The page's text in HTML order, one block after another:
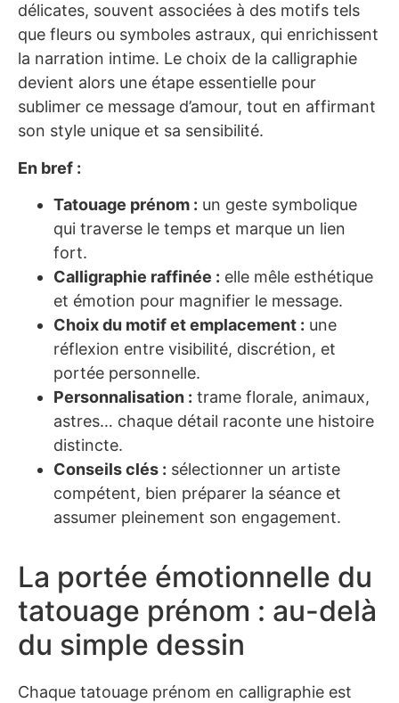
délicates, souvent associées à des motifs tels
que fleurs ou symboles astraux, qui enrichissent
la narration intime. Le choix de la calligraphie
devient alors une étape essentielle pour
sublimer ce message d’amour, tout en affirmant
son style unique et sa sensibilité.
En bref :
Tatouage prénom : un geste symbolique
qui traverse le temps et marque un lien
fort.
Calligraphie raffinée : elle mêle esthétique
et émotion pour magnifier le message.
Choix du motif et emplacement : une
réflexion entre visibilité, discrétion, et
portée personnelle.
Personnalisation : trame florale, animaux,
astres… chaque détail raconte une histoire
distincte.
Conseils clés : sélectionner un artiste
compétent, bien préparer la séance et
assumer pleinement son engagement.
La portée émotionnelle du
tatouage prénom : au-delà
du simple dessin
Chaque tatouage prénom en calligraphie est